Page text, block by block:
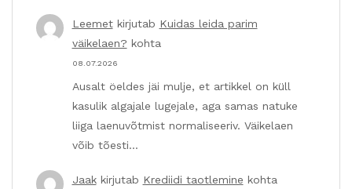
Leemetkirjutab Kuidas leida parim
väikelaen? kohta
08.07.2026
Ausalt öeldes jäi mulje, et artikkel on küll
kasulik algajale lugejale, aga samas natuke
liiga laenuvõtmist normaliseeriv. Väikelaen
võib tõesti…
Jaakkirjutab Krediidi taotlemine kohta